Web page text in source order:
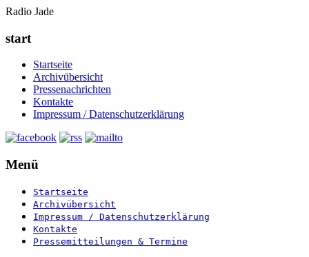
Radio Jade
start
Startseite
Archivübersicht
Pressenachrichten
Kontakte
Impressum / Datenschutzerklärung
Menü
Startseite
Archivübersicht
Impressum / Datenschutzerklärung
Kontakte
Pressemitteilungen & Termine